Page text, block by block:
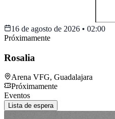
16 de agosto de 2026 • 02:00
Próximamente
Rosalia
Arena VFG, Guadalajara
Próximamente
Eventos
Lista de espera